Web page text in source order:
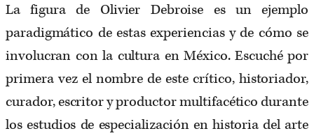
La figura de Olivier Debroise es un ejemplo
paradigmático de estas experiencias y de cómo se
involucran con la cultura en México. Escuché por
primera vez el nombre de este crítico, historiador,
curador, escritor y productor multifacético durante
los estudios de especialización en historia del arte